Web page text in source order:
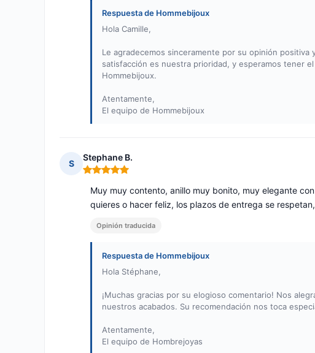
Respuesta de Hommebijoux
Hola Camille,
Le agradecemos sinceramente por su opinión positiva
satisfacción es nuestra prioridad, y esperamos tener
Hommebijoux.
Atentamente,
El equipo de Hommebijoux
S
Stephane B.
Nota: 5 de 5
Muy muy contento, anillo muy bonito, muy elegante
quieres o hacer feliz, los plazos de entrega se
Opinión traducida
Respuesta de Hommebijoux
Hola Stéphane,
¡Muchas gracias por su elogioso comentario! Nos
nuestros acabados. Su recomendación nos toca
Atentamente,
El equipo de Hombrejoyas